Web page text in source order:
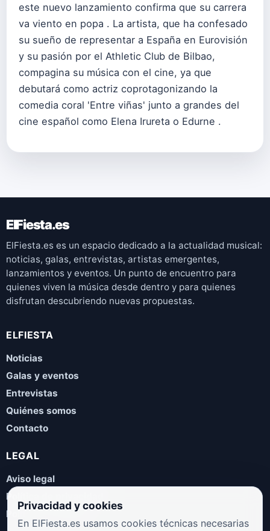
este nuevo lanzamiento confirma que su carrera
va viento en popa . La artista, que ha confesado
su sueño de representar a España en Eurovisión
y su pasión por el Athletic Club de Bilbao,
compagina su música con el cine, ya que
debutará como actriz coprotagonizando la
comedia coral 'Entre viñas' junto a grandes del
cine español como Elena Irureta o Edurne .
ElFiesta.es
ElFiesta.es es un espacio dedicado a la actualidad musical:
noticias, galas, entrevistas, artistas emergentes,
lanzamientos y eventos. Un punto de encuentro para
quienes viven la música desde dentro y para quienes
disfrutan descubriendo nuevas propuestas.
ELFIESTA
Noticias
Galas y eventos
Entrevistas
Quiénes somos
Contacto
LEGAL
Aviso legal
Política de privacidad
Política de cookies
Privacidad y cookies
En ElFiesta.es usamos cookies técnicas necesarias